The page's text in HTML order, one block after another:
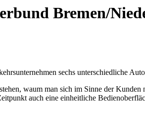
Bremen/
sechs unterschiedliche
waum man sich im Sinne der
auch eine einheitliche